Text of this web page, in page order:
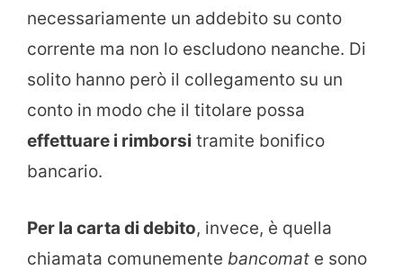
necessariamente un addebito su conto
corrente ma non lo escludono neanche. Di
solito hanno però il collegamento su un
conto in modo che il titolare possa
effettuare i rimborsi tramite bonifico
bancario.
Per la carta di debito, invece, è quella
chiamata comunemente bancomat e sono